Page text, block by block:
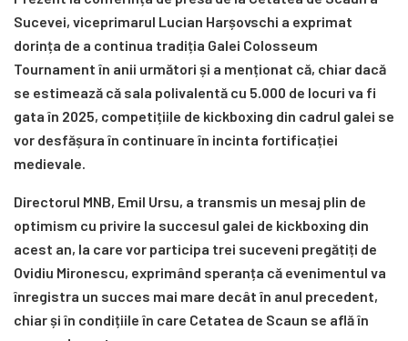
Sucevei, viceprimarul Lucian Harșovschi a exprimat
dorința de a continua tradiția Galei Colosseum
Tournament în anii următori și a menționat că, chiar dacă
se estimează că sala polivalentă cu 5.000 de locuri va fi
gata în 2025, competițiile de kickboxing din cadrul galei se
vor desfășura în continuare în incinta fortificației
medievale.
Directorul MNB, Emil Ursu, a transmis un mesaj plin de
optimism cu privire la succesul galei de kickboxing din
acest an, la care vor participa trei suceveni pregătiți de
Ovidiu Mironescu, exprimând speranța că evenimentul va
înregistra un succes mai mare decât în anul precedent,
chiar și în condițiile în care Cetatea de Scaun se află în